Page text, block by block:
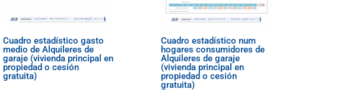
Cuadro estadístico gasto
medio de Alquileres de
garaje (vivienda principal en
propiedad o cesión
gratuita)
Cuadro estadístico num
hogares consumidores de
Alquileres de garaje
(vivienda principal en
propiedad o cesión
gratuita)